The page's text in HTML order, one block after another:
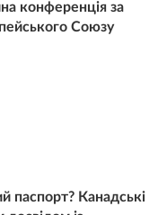
конференція за
Союзу
паспорт? Канадські